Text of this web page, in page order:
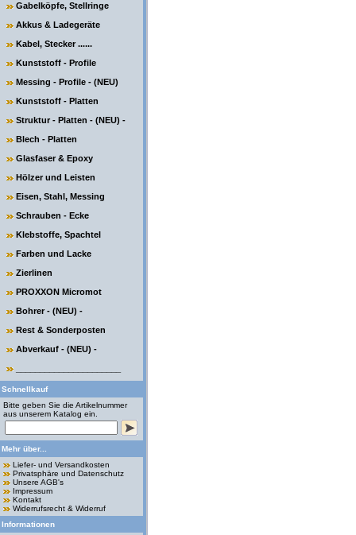
Gabelköpfe, Stellringe
Akkus & Ladegeräte
Kabel, Stecker ......
Kunststoff - Profile
Messing - Profile - (NEU)
Kunststoff - Platten
Struktur - Platten - (NEU) -
Blech - Platten
Glasfaser & Epoxy
Hölzer und Leisten
Eisen, Stahl, Messing
Schrauben - Ecke
Klebstoffe, Spachtel
Farben und Lacke
Zierlinen
PROXXON Micromot
Bohrer - (NEU) -
Rest & Sonderposten
Abverkauf - (NEU) -
Schnellkauf
Bitte geben Sie die Artikelnummer
aus unserem Katalog ein.
Mehr über...
Liefer- und Versandkosten
Privatsphäre und Datenschutz
Unsere AGB's
Impressum
Kontakt
Widerrufsrecht & Widerruf
Informationen